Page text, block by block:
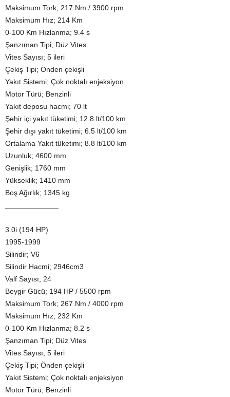
Maksimum Tork; 217 Nm / 3900 rpm
Maksimum Hız; 214 Km
0-100 Km Hızlanma; 9.4 s
Şanzıman Tipi; Düz Vites
Vites Sayısı; 5 ileri
Çekiş Tipi; Önden çekişli
Yakıt Sistemi; Çok noktalı enjeksiyon
Motor Türü; Benzinli
Yakıt deposu hacmi; 70 lt
Şehir içi yakıt tüketimi; 12.8 lt/100 km
Şehir dışı yakıt tüketimi; 6.5 lt/100 km
Ortalama Yakıt tüketimi; 8.8 lt/100 km
Uzunluk; 4600 mm
Genişlik; 1760 mm
Yükseklik; 1410 mm
Boş Ağırlık; 1345 kg
3.0i (194 HP)
1995-1999
Silindir; V6
Silindir Hacmi; 2946cm3
Valf Sayısı; 24
Beygir Gücü; 194 HP / 5500 rpm
Maksimum Tork; 267 Nm / 4000 rpm
Maksimum Hız; 232 Km
0-100 Km Hızlanma; 8.2 s
Şanzıman Tipi; Düz Vites
Vites Sayısı; 5 ileri
Çekiş Tipi; Önden çekişli
Yakıt Sistemi; Çok noktalı enjeksiyon
Motor Türü; Benzinli